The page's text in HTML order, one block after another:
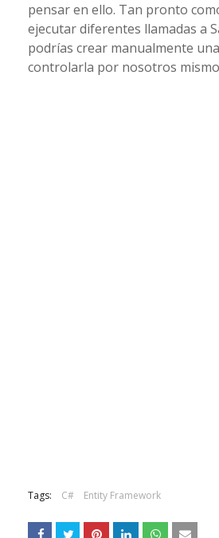
pensar en ello. Tan pronto
ejecutar diferentes llamadas a
podrías crear manualmente
controlarla por nosotros
Tags: C# Entity Framework